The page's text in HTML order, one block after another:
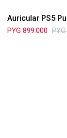
Auricular PS5
PYG 899.000 PYG